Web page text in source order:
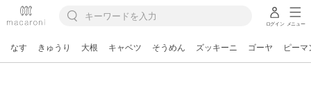
ログイン メニュー
なす きゅうり 大根 キャベツ そうめん ズッキーニ ゴーヤ ピーマ